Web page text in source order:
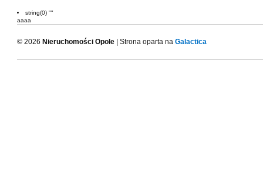
string(0) ""
aaaa
© 2026 Nieruchomości Opole | Strona oparta na Galactica